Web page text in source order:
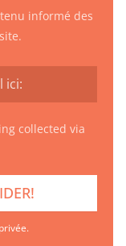
informé des
collected via